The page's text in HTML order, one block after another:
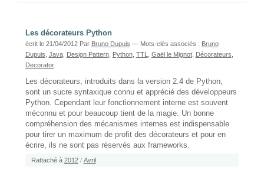
Les décorateurs Python
écrit le 21/04/2012 Par Bruno Dupuis — Mots-clés associés : Bruno
Dupuis Java, Design Pattern, Python, TTL Gaël le Mignot, Décorateurs
Decorator
Les décorateurs, introduits dans la version 2.4 de Python,
sont un sucre syntaxique connu et apprécié des développeurs
Python. Cependant leur fonctionnement interne est souvent
méconnu et pour beaucoup tient de la magie. Un bonne
compréhension des mécanismes internes est indispensable
pour tirer un maximum de profit des décorateurs et pour en
écrire, ils ne sont pas réservés aux frameworks.
Rattaché à 2012 / Avril